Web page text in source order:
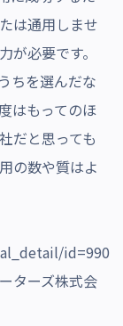
は通用しませ
必要です。
ちを選んだな
はもってのほ
だと思っても
の数や質はよ
id=990
ターズ株式会